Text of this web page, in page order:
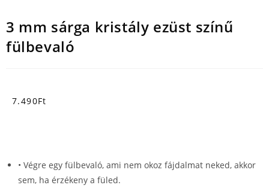
3 mm sárga kristály ezüst színű
fülbevaló
7.490Ft
• Végre egy fülbevaló, ami nem okoz fájdalmat neked, akkor
sem, ha érzékeny a füled.